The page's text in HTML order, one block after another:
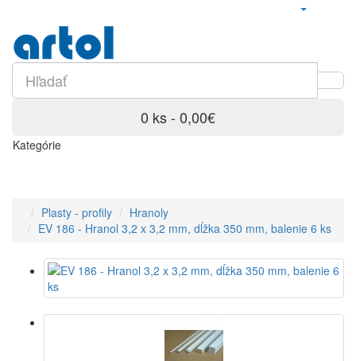
0 ks - 0,00€
Kategórie
Plasty - profily
Hranoly
EV 186 - Hranol 3,2 x 3,2 mm, dĺžka 350 mm, balenie 6 ks